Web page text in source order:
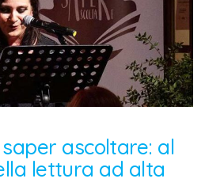
ascoltare: al
lettura ad alta